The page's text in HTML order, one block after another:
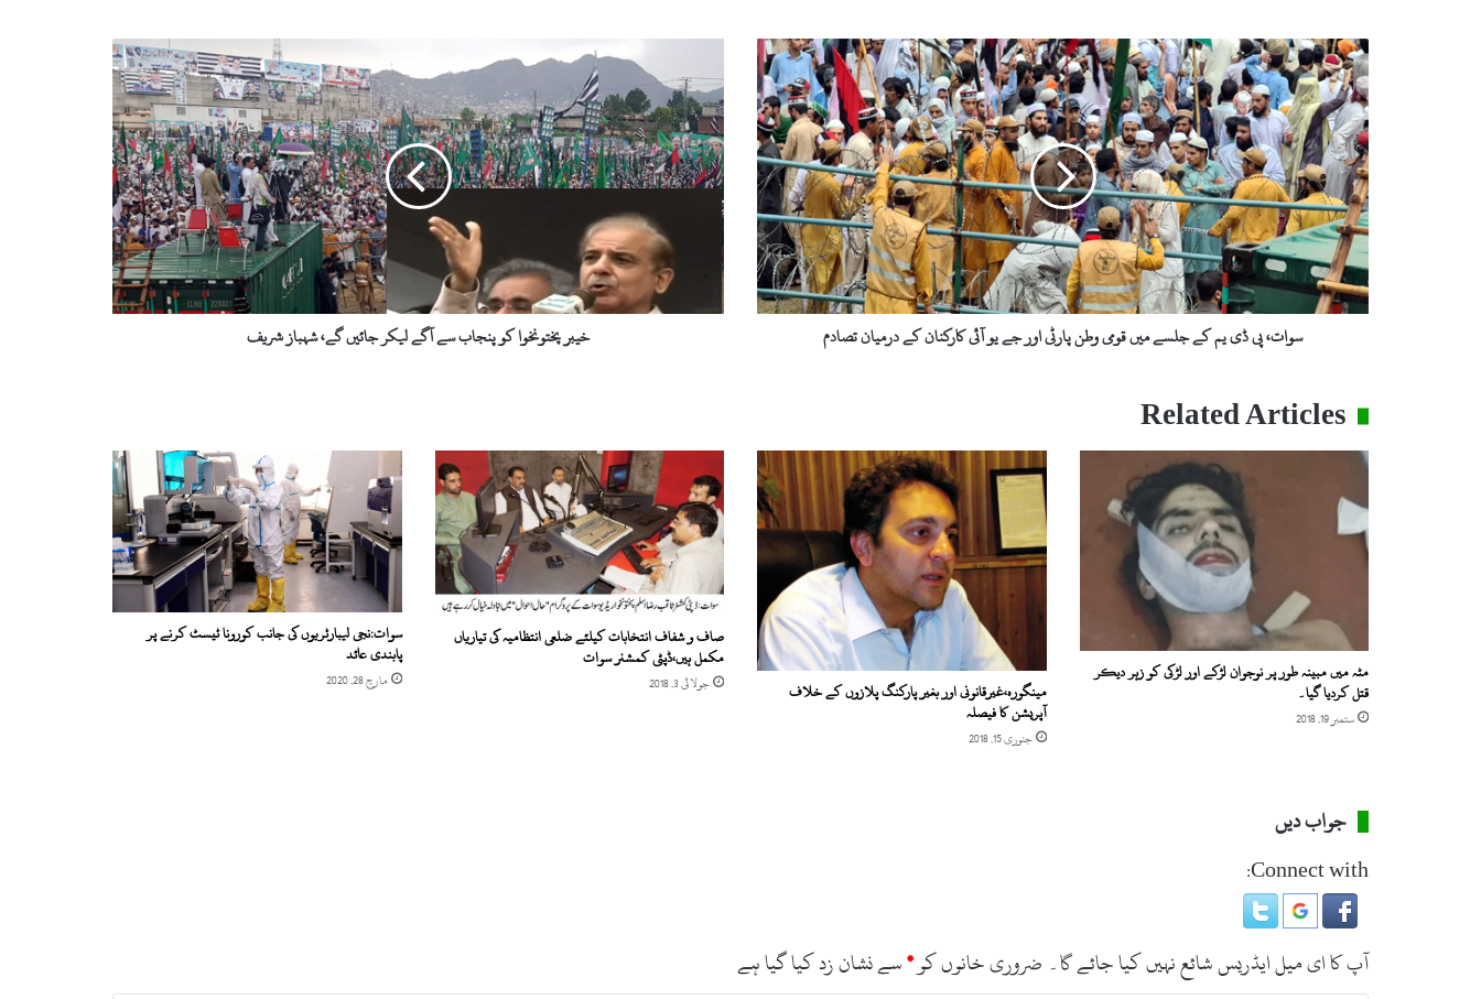
سوات،
پی
ڈی
یم
کے
جلسے
میں
قومی
وطن
پارٹی
اور
جے
یو
درمیان
تصادم
سوات، پی ڈی یم کے جلسے میں قومی وطن پارٹی اور جے یو آئی کارکنان کے درمیان تصادم
خیبر
پختونخوا
کو
پنجاب
سے
آگے
لیکر
جائیں
شہباز
شریف
خیبر پختونخوا کو پنجاب سے آگے لیکر جائیں گے، شہباز شریف
Related Articles
مٹہ میں مبینہ طور پر نوجوان لڑکے اور لڑکی کو زہر دیکر
قتل کردیا گیا۔
ستمبر 19, 2018
مینگورہ،غیرقانونی اور بغیر پارکنگ پلازوں کے خلاف
آپریشن کا فیصلہ
جنوری 15, 2018
صاف و شفاف انتخابات کیلئے ضلعی انتظامیہ کی تیاریاں
مکمل ہیں،ڈپٹی کمشنر سوات
جولائی 3, 2018
سوات:نجی لیبارٹریوں کی جانب کورونا ٹیسٹ کرنے پر
پابندی عائد
مارچ 28, 2020
جواب دیں
Connect with:
آپ کا ای میل ایڈریس شائع نہیں کیا جائے گا۔ ضروری خانوں کو*سے نشان زد کیا گیا ہے